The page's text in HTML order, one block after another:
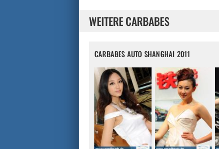
WEITERE CARBABES
CARBABES AUTO SHANGHAI 2011